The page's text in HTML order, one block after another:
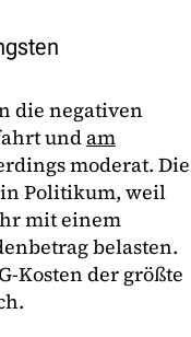
die negativen
undam
moderat. Die
Politikum, weil
mit einem
belasten.
Kosten der größte